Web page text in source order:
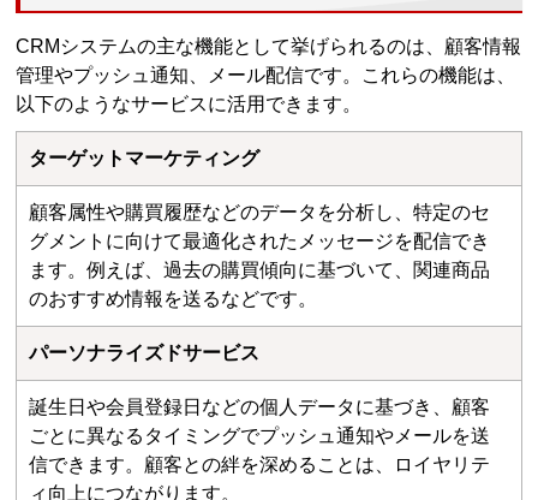
CRMシステムの主な機能として挙げられるのは、顧客情報
管理やプッシュ通知、メール配信です。これらの機能は、
以下のようなサービスに活用できます。
ターゲットマーケティング
顧客属性や購買履歴などのデータを分析し、特定のセ
グメントに向けて最適化されたメッセージを配信でき
ます。例えば、過去の購買傾向に基づいて、関連商品
のおすすめ情報を送るなどです。
パーソナライズドサービス
誕生日や会員登録日などの個人データに基づき、顧客
ごとに異なるタイミングでプッシュ通知やメールを送
信できます。顧客との絆を深めることは、ロイヤリテ
ィ向上につながります。